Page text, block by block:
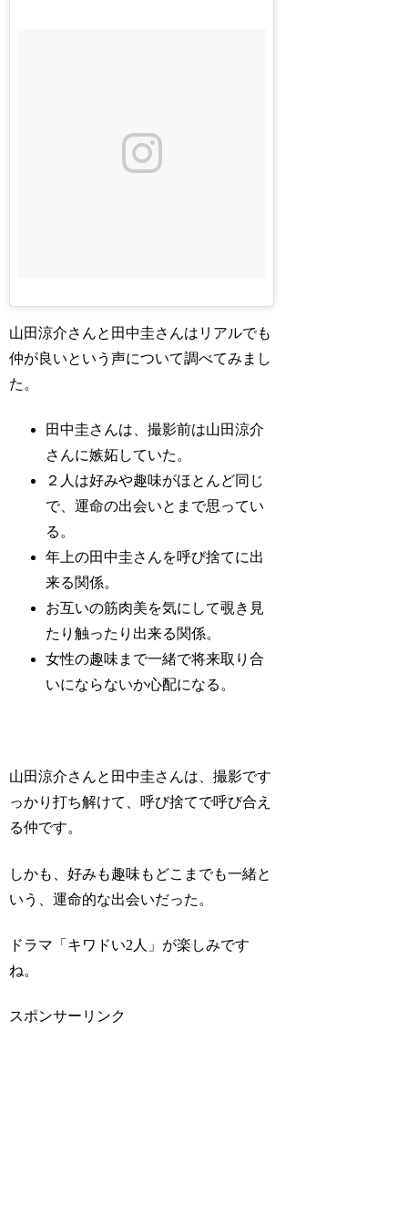
山田涼介さんと田中圭さんはリアルでも
仲が良いという声について調べてみまし
た。
田中圭さんは、撮影前は山田涼介
さんに嫉妬していた。
２人は好みや趣味がほとんど同じ
で、運命の出会いとまで思ってい
る。
年上の田中圭さんを呼び捨てに出
来る関係。
お互いの筋肉美を気にして覗き見
たり触ったり出来る関係。
女性の趣味まで一緒で将来取り合
いにならないか心配になる。
山田涼介さんと田中圭さんは、撮影です
っかり打ち解けて、呼び捨てで呼び合え
る仲です。
しかも、好みも趣味もどこまでも一緒と
いう、運命的な出会いだった。
ドラマ「キワドい2人」が楽しみです
ね。
スポンサーリンク